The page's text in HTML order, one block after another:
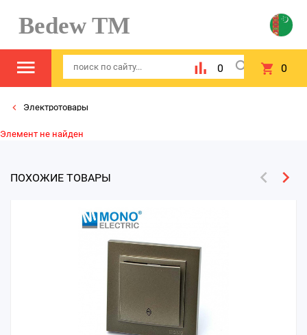
Bedew TM
0 0
Электротовары
Элемент не найден
ПОХОЖИЕ ТОВАРЫ